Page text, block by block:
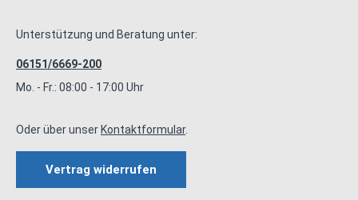
Unterstützung und Beratung unter:
06151/6669-200
Mo. - Fr.: 08:00 - 17:00 Uhr
Oder über unserKontaktformular.
Vertrag widerrufen